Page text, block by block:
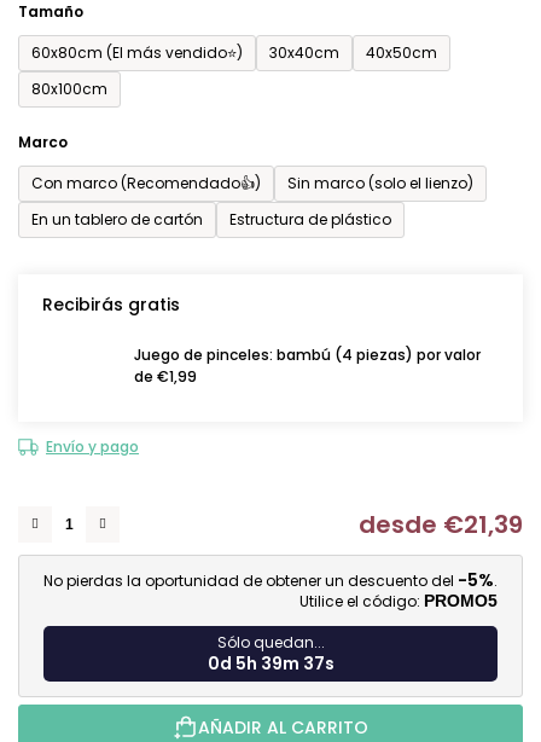
Tamaño
60x80cm (El más vendido⭐)
30x40cm
40x50cm
80x100cm
Marco
Con marco (Recomendado👍)
Sin marco (solo el lienzo)
En un tablero de cartón
Estructura de plástico
Recibirás gratis
Juego de pinceles: bambú (4 piezas) por valor
de €1,99
Envío y pago
desde €21,39
No pierdas la oportunidad de obtener un descuento del -5%.
Utilice el código: PROMO5
Sólo quedan...
0d 5h 39m 36s
AÑADIR AL CARRITO